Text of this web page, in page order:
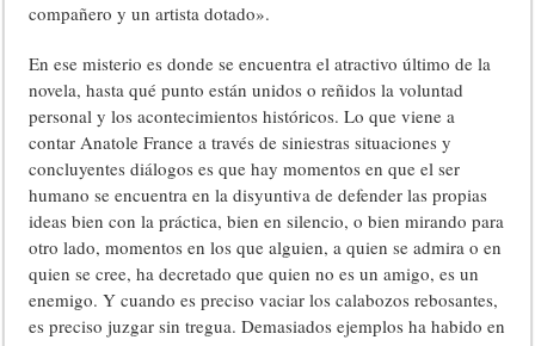
compañero y un artista dotado».
En ese misterio es donde se encuentra el atractivo último de la
novela, hasta qué punto están unidos o reñidos la voluntad
personal y los acontecimientos históricos. Lo que viene a
contar Anatole France a través de siniestras situaciones y
concluyentes diálogos es que hay momentos en que el ser
humano se encuentra en la disyuntiva de defender las propias
ideas bien con la práctica, bien en silencio, o bien mirando para
otro lado, momentos en los que alguien, a quien se admira o en
quien se cree, ha decretado que quien no es un amigo, es un
enemigo. Y cuando es preciso vaciar los calabozos rebosantes,
es preciso juzgar sin tregua. Demasiados ejemplos ha habido en